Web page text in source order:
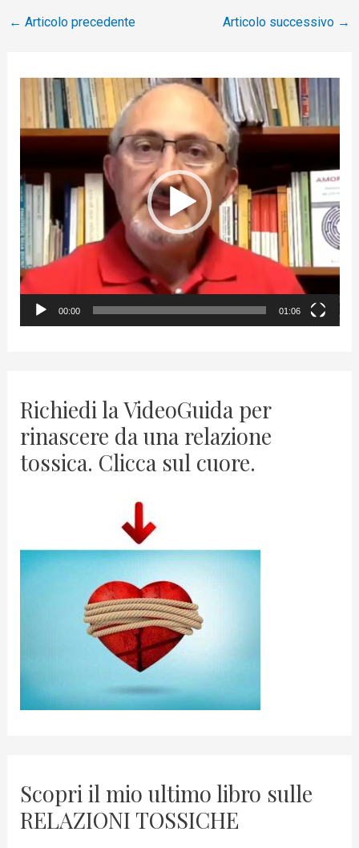
← Articolo precedente Articolo successivo →
d
o
P
l
a
y
00:00 01:06
Richiedi la VideoGuida per
rinascere da una relazione
tossica. Clicca sul cuore.
Scopri il mio ultimo libro sulle
RELAZIONI TOSSICHE